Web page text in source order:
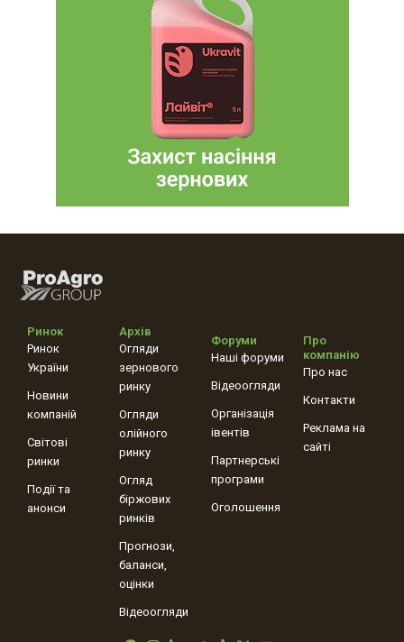
Ринок
Ринок
України
Новини
компаній
Світові
ринки
Події та
анонси
Архів
Огляди
зернового
ринку
Огляди
олійного
ринку
Огляд
біржових
ринків
Прогнози,
баланси,
оцінки
Відеоогляди
Форуми
Наші форуми
Відеоогляди
Організація
івентів
Партнерські
програми
Оголошення
Про
компанію
Про нас
Контакти
Реклама на
сайті